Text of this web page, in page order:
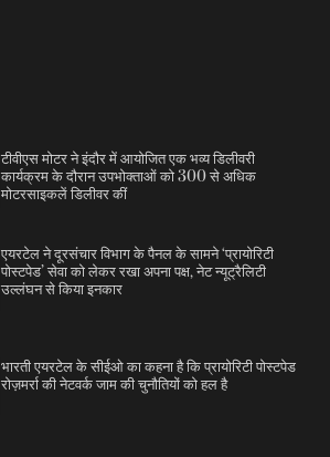
टीवीएस मोटर ने इंदौर में आयोजित एक भव्य डिलीवरी
कार्यक्रम के दौरान उपभोक्ताओं को 300 से अधिक
मोटरसाइकलें डिलीवर कीं
एयरटेल ने दूरसंचार विभाग के पैनल के सामने ‘प्रायोरिटी
पोस्टपेड’ सेवा को लेकर रखा अपना पक्ष, नेट न्यूट्रैलिटी
उल्लंघन से किया इनकार
भारती एयरटेल के सीईओ का कहना है कि प्रायोरिटी पोस्टपेड
रोज़मर्रा की नेटवर्क जाम की चुनौतियों को हल है